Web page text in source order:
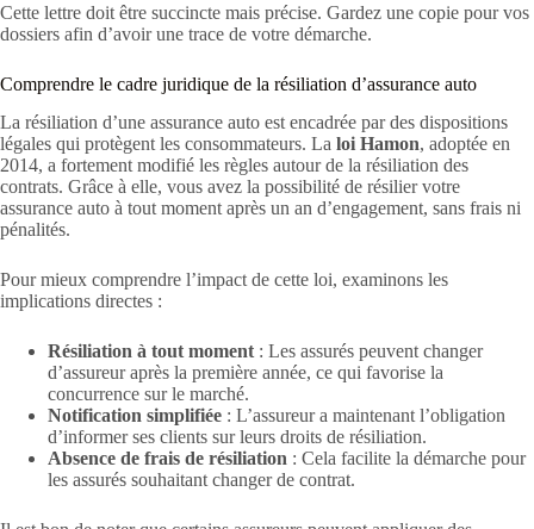
Cette lettre doit être succincte mais précise. Gardez une copie pour vos
dossiers afin d’avoir une trace de votre démarche.
Comprendre le cadre juridique de la résiliation d’assurance auto
La résiliation d’une assurance auto est encadrée par des dispositions
légales qui protègent les consommateurs. La loi Hamon, adoptée en
2014, a fortement modifié les règles autour de la résiliation des
contrats. Grâce à elle, vous avez la possibilité de résilier votre
assurance auto à tout moment après un an d’engagement, sans frais ni
pénalités.
Pour mieux comprendre l’impact de cette loi, examinons les
implications directes :
Résiliation à tout moment : Les assurés peuvent changer
d’assureur après la première année, ce qui favorise la
concurrence sur le marché.
Notification simplifiée : L’assureur a maintenant l’obligation
d’informer ses clients sur leurs droits de résiliation.
Absence de frais de résiliation : Cela facilite la démarche pour
les assurés souhaitant changer de contrat.